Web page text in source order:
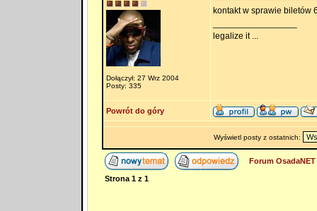
Dołączył: 27 Wrz 2004
Posty: 335
kontakt w sprawie biletów
legalize it ...
Powrót do góry
Wyświetl posty z ostatnich:
Forum
Strona 1z 1